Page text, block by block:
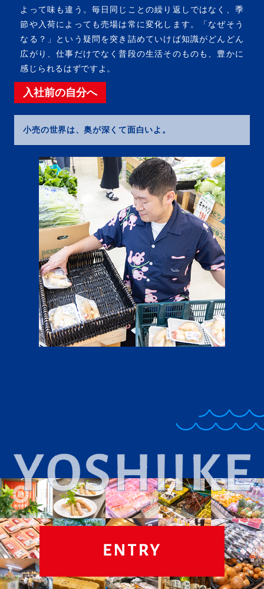
よって味も違う。毎日同じことの繰り返しではなく、季
節や入荷によっても売場は常に変化します。「なぜそう
なる？」という疑問を突き詰めていけば知識がどんどん
広がり、仕事だけでなく普段の生活そのものも、豊かに
感じられるはずですよ。
入社前の自分へ
小売の世界は、奥が深くて面白いよ。